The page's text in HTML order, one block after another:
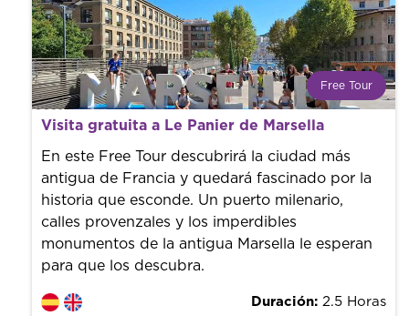
Free Tour
¿Qué es un FREE TOUR?
Tendencia mundial en rutas turísticas. Reserva sin coste
con un guía profesional. ¡El precio es libre! Por lo que al
finalizar la experiencia tú le pones el precio.
Visita gratuita a Le Panier de Marsella
En este Free Tour descubrirá la ciudad más
antigua de Francia y quedará fascinado por la
historia que esconde. Un puerto milenario,
calles provenzales y los imperdibles
monumentos de la antigua Marsella le esperan
para que los descubra.
Duración: 2.5 Horas